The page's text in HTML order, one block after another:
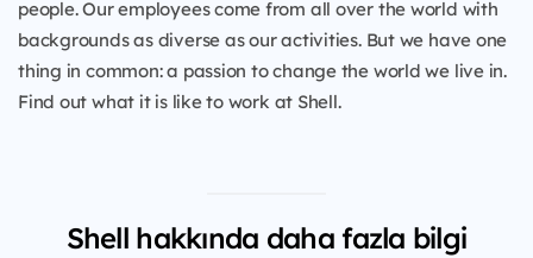
people. Our employees come from all over the world with
backgrounds as diverse as our activities. But we have one
thing in common: a passion to change the world we live in.
Find out what it is like to work at Shell.
Shell hakkında daha fazla bilgi